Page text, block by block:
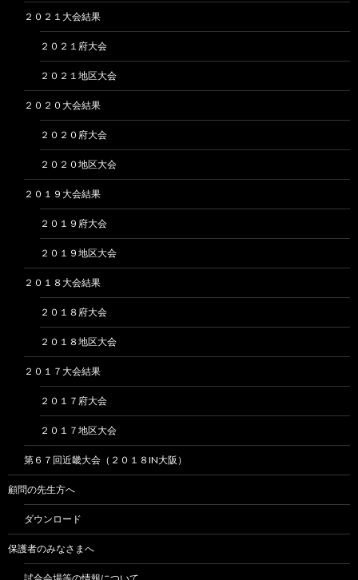
２０２１大会結果
２０２１府大会
２０２１地区大会
２０２０大会結果
２０２０府大会
２０２０地区大会
２０１９大会結果
２０１９府大会
２０１９地区大会
２０１８大会結果
２０１８府大会
２０１８地区大会
２０１７大会結果
２０１７府大会
２０１７地区大会
第６７回近畿大会（２０１８IN大阪）
顧問の先生方へ
ダウンロード
保護者のみなさまへ